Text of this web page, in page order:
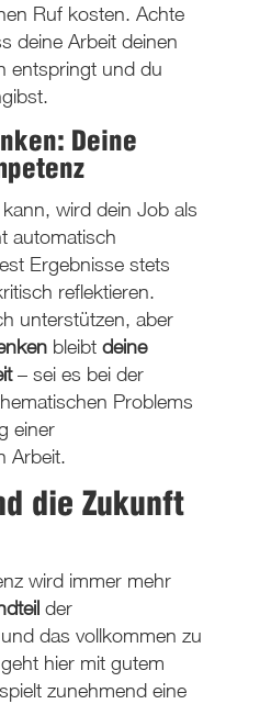
Ruf kosten. Achte
deine Arbeit deinen
entspringt und du
Deine
wird dein Job als
automatisch
Ergebnisse stets
reflektieren.
unterstützen, aber
bleibt deine
– sei es bei der
Problems
einer
Arbeit.
die Zukunft
wird immer mehr
der
das vollkommen zu
hier mit gutem
zunehmend eine